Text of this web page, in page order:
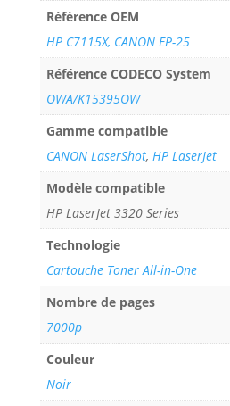
Référence OEM
HP C7115X, CANON EP-25
Référence CODECO System
OWA/K15395OW
Gamme compatible
CANON LaserShot, HP LaserJet
Modèle compatible
HP LaserJet 3320 Series
Technologie
Cartouche Toner All-in-One
Nombre de pages
7000p
Couleur
Noir